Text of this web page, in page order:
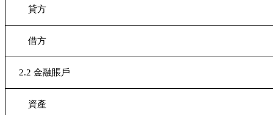
貸方
借方
2.2金融賬戶
資產